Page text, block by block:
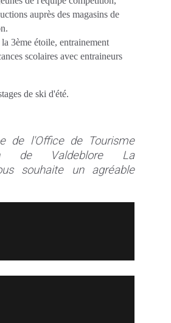
auprès des magasins de
3ème étoile, entrainement
scolaires avec entraineurs
de ski d'été.
de l'Office de Tourisme
de Valdeblore La
souhaite un agréable